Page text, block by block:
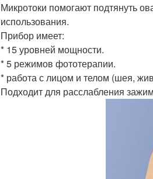
Микротоки помогают подтянуть
использования.
Прибор имеет:
* 15 уровней мощности.
* 5 режимов фототерапии.
* работа с лицом и телом (шея,
Подходит для расслабления